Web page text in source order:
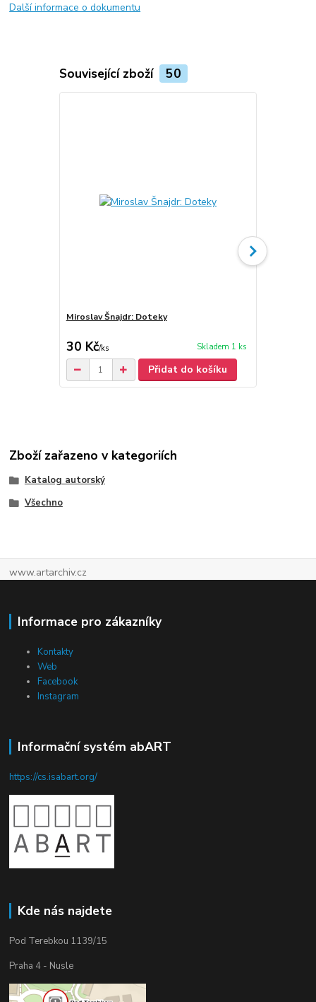
Další informace o dokumentu
Související zboží 50
Miroslav Šnajdr: Doteky
30 Kč/ks Skladem 1 ks
Přidat do košíku
Zboží zařazeno v kategoriích
Katalog autorský
Všechno
www.artarchiv.cz
Informace pro zákazníky
Kontakty
Web
Facebook
Instagram
Informační systém abART
https://cs.isabart.org/
Kde nás najdete
Pod Terebkou 1139/15
Praha 4 - Nusle